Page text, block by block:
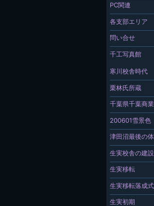
PC関連
各支部エリア
問い合せ
千工写真館
寒川校舎時代
栗林氏所蔵
千葉県千葉商
200601雪景色
津田沼最後の
生実校舎の建設
生実移転
生実移転落成
生実初期